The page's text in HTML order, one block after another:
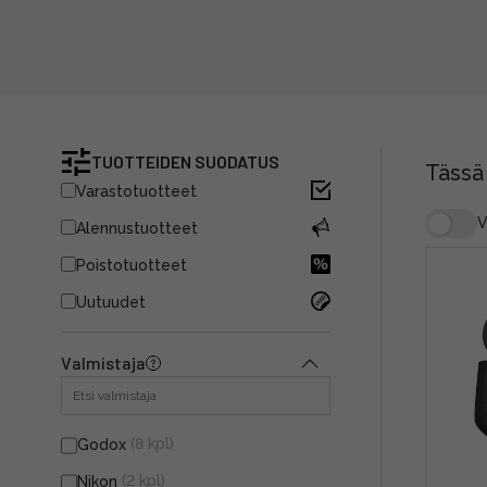
TUOTTEIDEN SUODATUS
Varastotuotteet
Alennustuotteet
Poistotuotteet
Uutuudet
Valmistaja
Godox (8 kpl)
Nikon (2 kpl)